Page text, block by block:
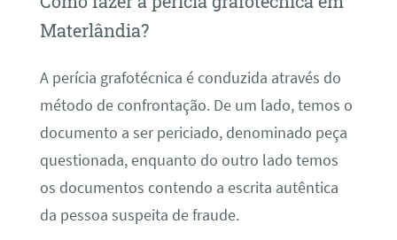
Materlândia?
A perícia grafotécnica é conduzida através do
método de confrontação. De um lado, temos o
documento a ser periciado, denominado peça
questionada, enquanto do outro lado temos
os documentos contendo a escrita autêntica
da pessoa suspeita de fraude.